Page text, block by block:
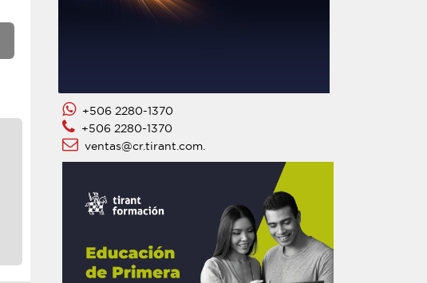
+506 2280-1370
+506 2280-1370
ventas@cr.tirant.com.